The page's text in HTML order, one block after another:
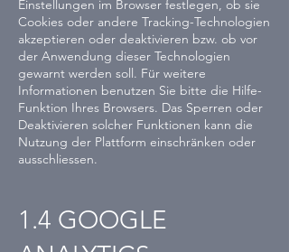
Einstellungen im Browser festlegen, ob sie
Cookies oder andere Tracking-Technologien
akzeptieren oder deaktivieren bzw. ob vor
der Anwendung dieser Technologien
gewarnt werden soll. Für weitere
Informationen benutzen Sie bitte die Hilfe-
Funktion Ihres Browsers. Das Sperren oder
Deaktivieren solcher Funktionen kann die
Nutzung der Plattform einschränken oder
ausschliessen.
1.4 GOOGLE